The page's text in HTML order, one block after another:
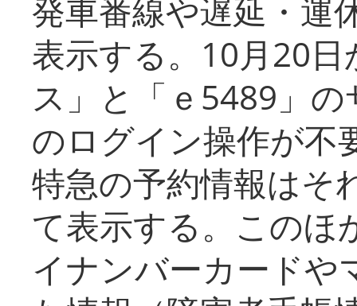
発車番線や遅延・運
表示する。10月20
ス」と「ｅ5489」
のログイン操作が不
特急の予約情報はそ
て表示する。このほ
イナンバーカードや